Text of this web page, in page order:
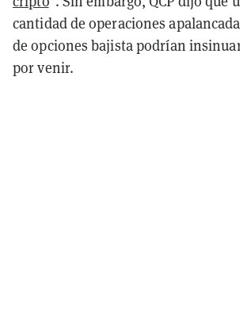
cantidad de operaciones
de opciones bajista podrían
por venir.